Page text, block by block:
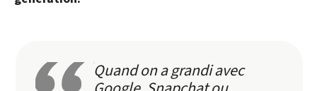
Quand on a grandi avec